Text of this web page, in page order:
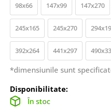
98x66 147x99 147x270
245x165 245x270
392x264 441x297
*dimensiunile sunt
Disponibilitate:
În stoc